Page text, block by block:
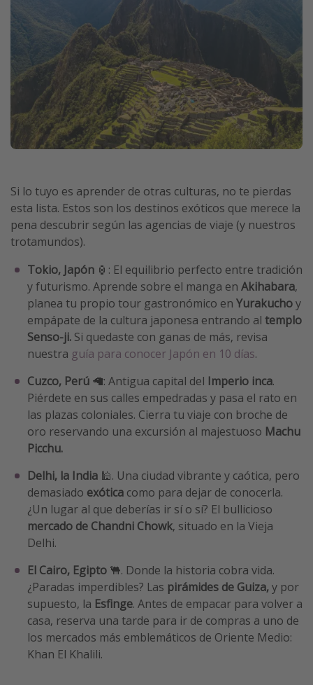
Si lo tuyo es aprender de otras culturas, no te pierdas
esta lista. Estos son los destinos exóticos que merece la
pena descubrir según las agencias de viaje (y nuestros
trotamundos).
Tokio, Japón 🏮: El equilibrio perfecto entre tradición
y futurismo. Aprende sobre el manga en Akihabara,
planea tu propio tour gastronómico en Yurakuchoy
empápate de la cultura japonesa entrando al templo
Senso-ji. Si quedaste con ganas de más, revisa
nuestra guía para conocer Japón en 10 días.
Cuzco, Perú 🦙: Antigua capital del Imperio inca.
Piérdete en sus calles empedradas y pasa el rato en
las plazas coloniales. Cierra tu viaje con broche de
oro reservando una excursión al majestuoso Machu
Picchu.
Delhi, la India 🕌. Una ciudad vibrante y caótica, pero
demasiado exótica como para dejar de conocerla.
¿Un lugar al que deberías ir sí o sí? El bullicioso
mercado de Chandni Chowk, situado en la Vieja
Delhi.
El Cairo, Egipto 🐫. Donde la historia cobra vida.
¿Paradas imperdibles? Las pirámides de Guiza, y por
supuesto, la Esfinge. Antes de empacar para volver a
casa, reserva una tarde para ir de compras a uno de
los mercados más emblemáticos de Oriente Medio:
Khan El Khalili.